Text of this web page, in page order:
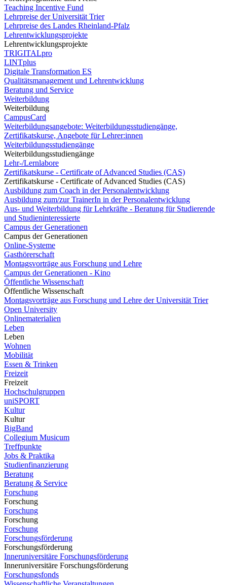
Teaching Incentive Fund
Lehrpreise der Universität Trier
Lehrpreise des Landes Rheinland-Pfalz
Lehrentwicklungsprojekte
Lehrentwicklungsprojekte
TRIGITALpro
LINTplus
Digitale Transformation ES
Qualitätsmanagement und Lehrentwicklung
Beratung und Service
Weiterbildung
Weiterbildung
CampusCard
Weiterbildungsangebote: Weiterbildungsstudiengänge,
Zertifikatskurse, Angebote für Lehrer:innen
Weiterbildungsstudiengänge
Weiterbildungsstudiengänge
Lehr-/Lernlabore
Zertifikatskurse - Certificate of Advanced Studies (CAS)
Zertifikatskurse - Certificate of Advanced Studies (CAS)
Ausbildung zum Coach in der Personalentwicklung
Ausbildung zum/zur TrainerIn in der Personalentwicklung
Aus- und Weiterbildung für Lehrkräfte - Beratung für Studierende
und Studieninteressierte
Campus der Generationen
Campus der Generationen
Online-Systeme
Gasthörerschaft
Montagsvorträge aus Forschung und Lehre
Campus der Generationen - Kino
Öffentliche Wissenschaft
Öffentliche Wissenschaft
Montagsvorträge aus Forschung und Lehre der Universität Trier
Open University
Onlinematerialien
Leben
Leben
Wohnen
Mobilität
Essen & Trinken
Freizeit
Freizeit
Hochschulgruppen
uniSPORT
Kultur
Kultur
BigBand
Collegium Musicum
Treffpunkte
Jobs & Praktika
Studienfinanzierung
Beratung
Beratung & Service
Forschung
Forschung
Forschung
Forschung
Forschung
Forschungsförderung
Forschungsförderung
Inneruniversitäre Forschungsförderung
Inneruniversitäre Forschungsförderung
Forschungsfonds